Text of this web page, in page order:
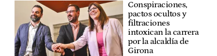
Conspiraciones,
pactos ocultos y
filtraciones
intoxican la carrera
por la alcaldía de
Girona